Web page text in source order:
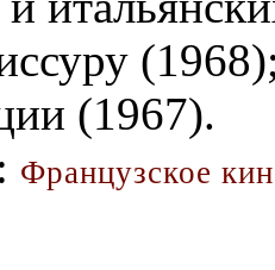
(1967).
Французское